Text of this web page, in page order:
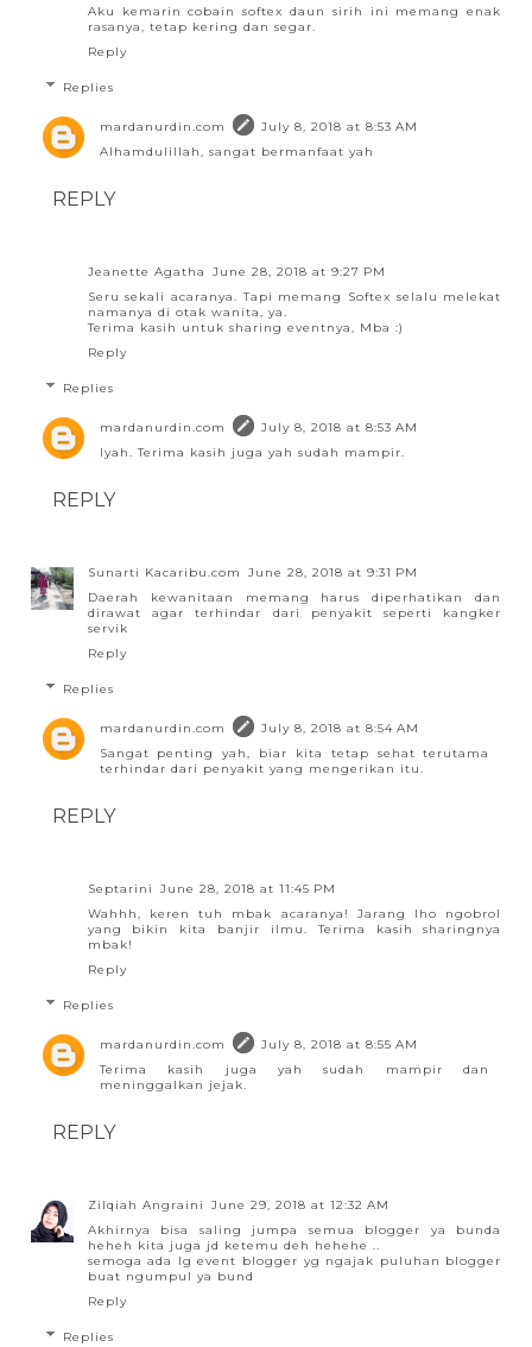
Aku kemarin cobain softex daun sirih ini memang enak
rasanya, tetap kering dan segar.
Reply
Replies
mardanurdin.com
July 8, 2018 at 8:53 AM
Alhamdulillah, sangat bermanfaat yah
REPLY
Jeanette Agatha
June 28, 2018 at 9:27 PM
Seru sekali acaranya. Tapi memang Softex selalu melekat
namanya di otak wanita, ya.
Terima kasih untuk sharing eventnya, Mba :)
Reply
Replies
mardanurdin.com
July 8, 2018 at 8:53 AM
Iyah. Terima kasih juga yah sudah mampir.
REPLY
Sunarti Kacaribu.com
June 28, 2018 at 9:31 PM
Daerah kewanitaan memang harus diperhatikan dan
dirawat agar terhindar dari penyakit seperti kangker
servik
Reply
Replies
mardanurdin.com
July 8, 2018 at 8:54 AM
Sangat penting yah, biar kita tetap sehat terutama
terhindar dari penyakit yang mengerikan itu.
REPLY
Septarini
June 28, 2018 at 11:45 PM
Wahhh, keren tuh mbak acaranya! Jarang lho ngobrol
yang bikin kita banjir ilmu. Terima kasih sharingnya
mbak!
Reply
Replies
mardanurdin.com
July 8, 2018 at 8:55 AM
Terima kasih juga yah sudah mampir dan
meninggalkan jejak.
REPLY
Zilqiah Angraini
June 29, 2018 at 12:32 AM
Akhirnya bisa saling jumpa semua blogger ya bunda
heheh kita juga jd ketemu deh hehehe ..
semoga ada lg event blogger yg ngajak puluhan blogger
buat ngumpul ya bund
Reply
Replies